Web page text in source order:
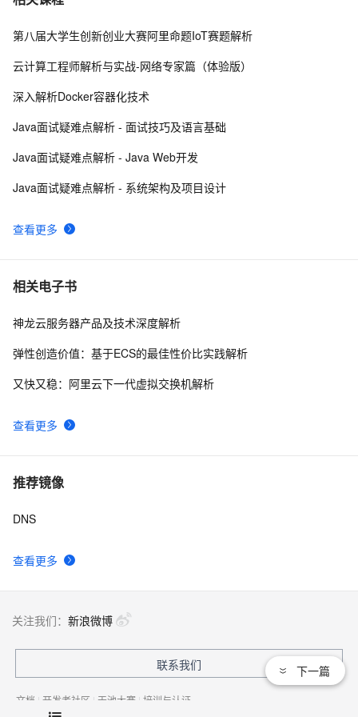
External-DNS的多集群Service DNS实践
10阿里云邮箱域名解析设置要求
查看更多
第八届大学生创新创业大赛阿里命题IoT赛题解析
云计算工程师解析与实战-网络专家篇（体验版）
深入解析Docker容器化技术
Java面试疑难点解析 - 面试技巧及语言基础
Java面试疑难点解析 - Java Web开发
Java面试疑难点解析 - 系统架构及项目设计
相关电子书
查看更多
神龙云服务器产品及技术深度解析
弹性创造价值：基于ECS的最佳性价比实践解析
又快又稳：阿里云下一代虚拟交换机解析
推荐镜像
查看更多
DNS
下一篇
关注我们： 新浪微博
联系我们
文档 | 开发者社区 | 天池大赛 | 培训与认证